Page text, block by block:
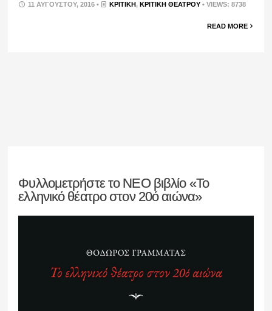
11 ΑΥΓΟΎΣΤΟΥ, 2016 • ΚΡΙΤΙΚΉ, ΚΡΙΤΙΚΉ ΘΕΆΤΡΟΥ • VIEWS: 8738
READ MORE
Φυλλομετρήστε το ΝΕΟ βιβλίο «Το
ελληνικό θέατρο στον 20ό αιώνα»